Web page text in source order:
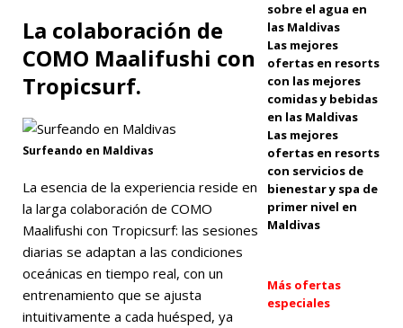
de 2026 ]
Cómo
de
de corales
en las
Maldivas
La colaboración de
COMO Maalifushi con
Tropicsurf.
Surfeando en Maldivas
La esencia de la experiencia reside en
la larga colaboración de COMO
Maalifushi con Tropicsurf: las sesiones
diarias se adaptan a las condiciones
oceánicas en tiempo real, con un
entrenamiento que se ajusta
intuitivamente a cada huésped, ya
sobre el agua en
las Maldivas
Las mejores
ofertas en resorts
con las mejores
comidas y bebidas
en las Maldivas
Las mejores
ofertas en resorts
con servicios de
bienestar y spa de
primer nivel en
Maldivas
Más ofertas
especiales